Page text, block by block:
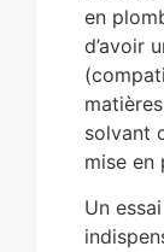
en
d’avoir
solvant
mise en
Un